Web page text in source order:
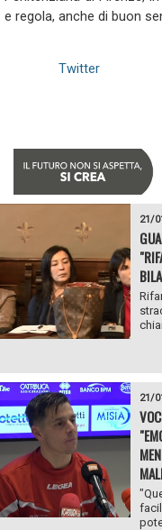
e regola, anche di buon
Twitter
21/
21/